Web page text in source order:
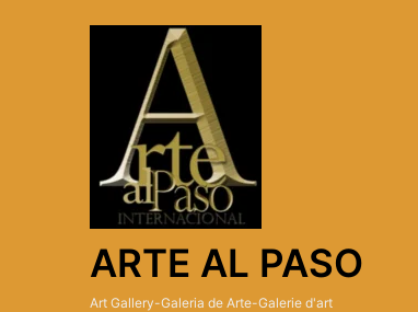
ARTE AL PASO
Art Gallery-Galeria de Arte-Galerie d'art